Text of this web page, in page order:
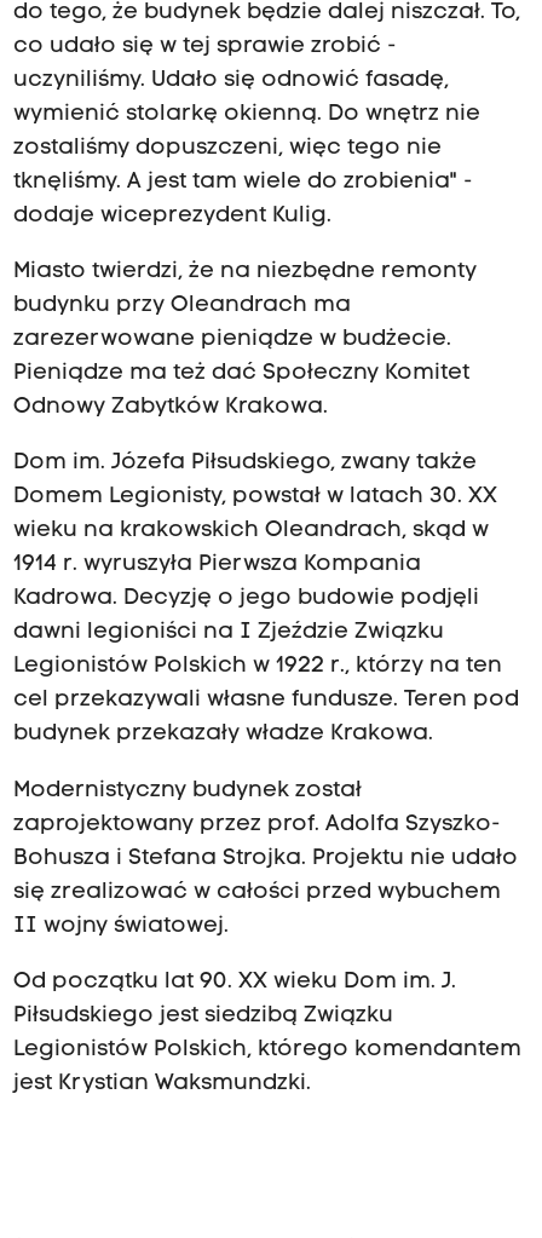
do tego, że budynek będzie dalej niszczał. To,
co udało się w tej sprawie zrobić -
uczyniliśmy. Udało się odnowić fasadę,
wymienić stolarkę okienną. Do wnętrz nie
zostaliśmy dopuszczeni, więc tego nie
tknęliśmy. A jest tam wiele do zrobienia" -
dodaje wiceprezydent Kulig.
Miasto twierdzi, że na niezbędne remonty
budynku przy Oleandrach ma
zarezerwowane pieniądze w budżecie.
Pieniądze ma też dać Społeczny Komitet
Odnowy Zabytków Krakowa.
Dom im. Józefa Piłsudskiego, zwany także
Domem Legionisty, powstał w latach 30. XX
wieku na krakowskich Oleandrach, skąd w
1914 r. wyruszyła Pierwsza Kompania
Kadrowa. Decyzję o jego budowie podjęli
dawni legioniści na I Zjeździe Związku
Legionistów Polskich w 1922 r., którzy na ten
cel przekazywali własne fundusze. Teren pod
budynek przekazały władze Krakowa.
Modernistyczny budynek został
zaprojektowany przez prof. Adolfa Szyszko-
Bohusza i Stefana Strojka. Projektu nie udało
się zrealizować w całości przed wybuchem
II wojny światowej.
Od początku lat 90. XX wieku Dom im. J.
Piłsudskiego jest siedzibą Związku
Legionistów Polskich, którego komendantem
jest Krystian Waksmundzki.